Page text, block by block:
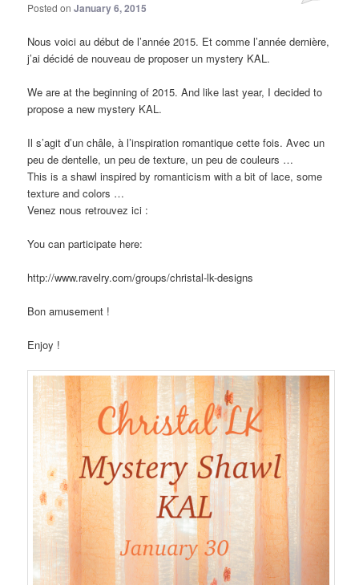
Posted onJanuary 6, 2015
Nous voici au début de l’année 2015. Et comme l’année dernière,
j’ai décidé de nouveau de proposer un mystery KAL.
We are at the beginning of 2015. And like last year, I decided to
propose a new mystery KAL .
Il s’agit d’un châle, à l’inspiration romantique cette fois. Avec un
peu de dentelle, un peu de texture, un peu de couleurs …
This is a shawl inspired by romanticism with a bit of lace, some
texture andcolors …
Venez nous retrouvez ici :
You can participate here:
http://www.ravelry.com/groups/christal-lk-designs
Bon amusement !
Enjoy !